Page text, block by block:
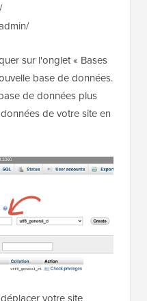
sur l'onglet « Bases
base de données.
de données plus
de votre site en
votre site